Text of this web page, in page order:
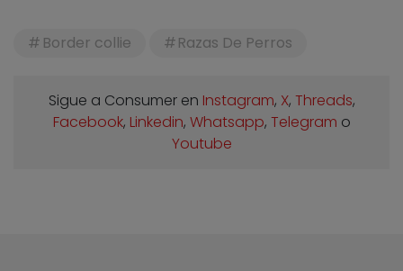
Border collie Razas De Perros
Sigue a Consumer en Instagram, X, Threads,
Facebook, Linkedin, Whatsapp, Telegram o
Youtube